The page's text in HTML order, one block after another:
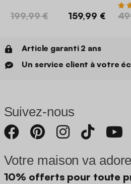
199,99 € 159,99 €
Article garanti 2 ans
Un service client à votre
Suivez-nous
Votre maison va
10% offerts pour toute